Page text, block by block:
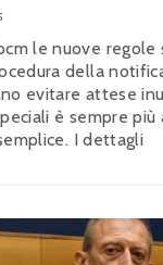
le nuove regole
della
evitare attese
è sempre più
I dettagli